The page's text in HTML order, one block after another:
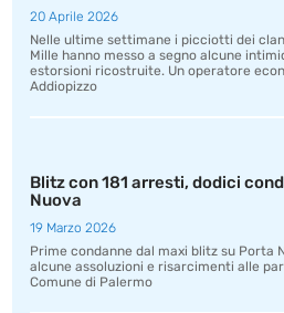
20 Aprile 2026
Nelle ultime settimane i picciotti dei
Mille hanno messo a segno alcune
estorsioni ricostruite. Un operatore
Addiopizzo
Blitz con 181 arresti, dodici
Nuova
19 Marzo 2026
Prime condanne dal maxi blitz su Porta
alcune assoluzioni e risarcimenti alle
Comune di Palermo